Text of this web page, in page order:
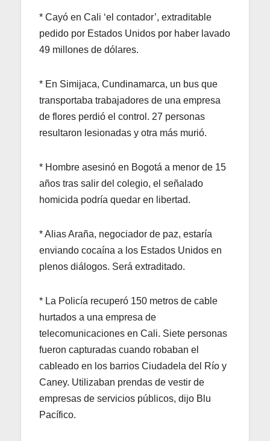
* Cayó en Cali ‘el contador’, extraditable
pedido por Estados Unidos por haber lavado
49 millones de dólares.
* En Simijaca, Cundinamarca, un bus que
transportaba trabajadores de una empresa
de flores perdió el control. 27 personas
resultaron lesionadas y otra más murió.
* Hombre asesinó en Bogotá a menor de 15
años tras salir del colegio, el señalado
homicida podría quedar en libertad.
* Alias Araña, negociador de paz, estaría
enviando cocaína a los Estados Unidos en
plenos diálogos. Será extraditado.
* La Policía recuperó 150 metros de cable
hurtados a una empresa de
telecomunicaciones en Cali. Siete personas
fueron capturadas cuando robaban el
cableado en los barrios Ciudadela del Río y
Caney. Utilizaban prendas de vestir de
empresas de servicios públicos, dijo Blu
Pacífico.